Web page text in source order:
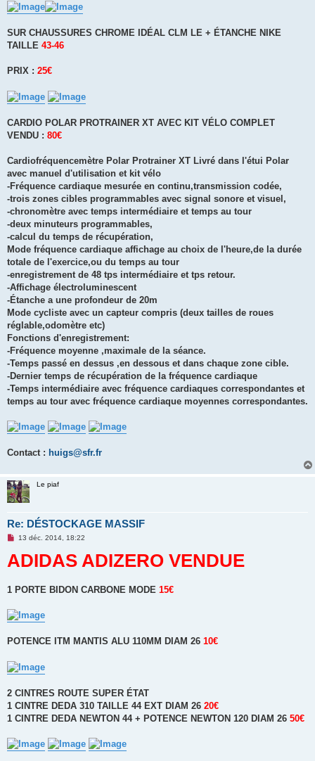
SUR CHAUSSURES CHROME IDÉAL CLM LE + ÉTANCHE NIKE
TAILLE 43-46
PRIX : 25€
CARDIO POLAR PROTRAINER XT AVEC KIT VÉLO COMPLET
VENDU : 80€
Cardiofréquencemètre Polar Protrainer XT Livré dans l'étui Polar
avec manuel d'utilisation et kit vélo
-Fréquence cardiaque mesurée en continu,transmission codée,
-trois zones cibles programmables avec signal sonore et visuel,
-chronomètre avec temps intermédiaire et temps au tour
-deux minuteurs programmables,
-calcul du temps de récupération,
Mode fréquence cardiaque affichage au choix de l'heure,de la durée
totale de l'exercice,ou du temps au tour
-enregistrement de 48 tps intermédiaire et tps retour.
-Affichage électroluminescent
-Étanche a une profondeur de 20m
Mode cycliste avec un capteur compris (deux tailles de roues
réglable,odomètre etc)
Fonctions d'enregistrement:
-Fréquence moyenne ,maximale de la séance.
-Temps passé en dessus ,en dessous et dans chaque zone cible.
-Dernier temps de récupération de la fréquence cardiaque
-Temps intermédiaire avec fréquence cardiaques correspondantes et
temps au tour avec fréquence cardiaque moyennes correspondantes.
Contact : huigs@sfr.fr
Le piaf
Re: DÉSTOCKAGE MASSIF
M
s
s
e
n
l
13 déc. 2014, 18:22
ADIDAS ADIZERO VENDUE
1 PORTE BIDON CARBONE MODE 15€
POTENCE ITM MANTIS ALU 110MM DIAM 26 10€
2 CINTRES ROUTE SUPER ÉTAT
1 CINTRE DEDA 310 TAILLE 44 EXT DIAM 26 20€
1 CINTRE DEDA NEWTON 44 + POTENCE NEWTON 120 DIAM 26 50€